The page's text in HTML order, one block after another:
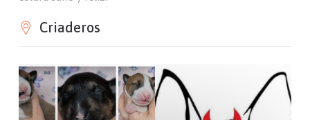
Criaderos